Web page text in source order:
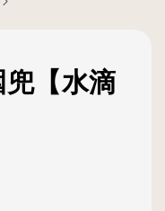
兜【水滴